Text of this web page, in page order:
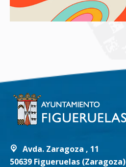
Avda. Zaragoza , 11
50639 Figueruelas (Zaragoza)